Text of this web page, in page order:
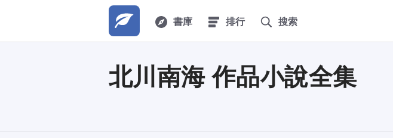
書庫 排行 搜索
北川南海 作品小說全集